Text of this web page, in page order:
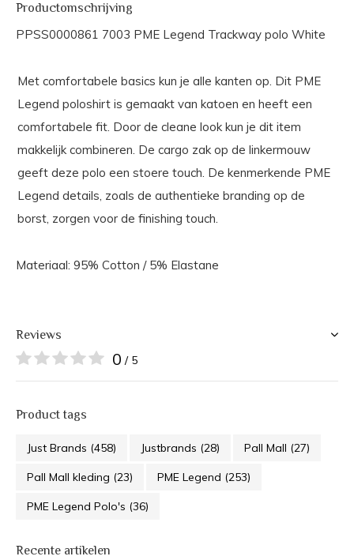
Productomschrijving
PPSS0000861 7003 PME Legend Trackway polo White
Met comfortabele basics kun je alle kanten op. Dit PME
Legend poloshirt is gemaakt van katoen en heeft een
comfortabele fit. Door de cleane look kun je dit item
makkelijk combineren. De cargo zak op de linkermouw
geeft deze polo een stoere touch. De kenmerkende PME
Legend details, zoals de authentieke branding op de
borst, zorgen voor de finishing touch.
Materiaal: 95% Cotton / 5% Elastane
Reviews
0 / 5
Product tags
Just Brands (458) Justbrands (28) Pall Mall (27)
Pall Mall kleding (23) PME Legend (253)
PME Legend Polo's (36)
Recente artikelen